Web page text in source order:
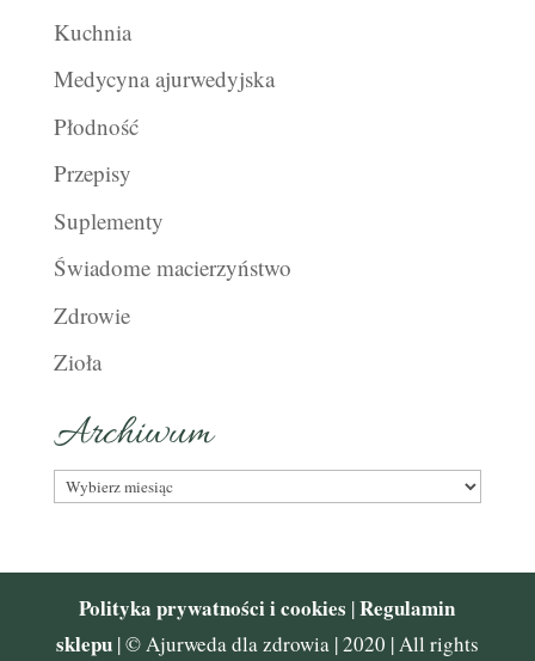
Kuchnia
Medycyna ajurwedyjska
Płodność
Przepisy
Suplementy
Świadome macierzyństwo
Zdrowie
Zioła
Archiwum
Archiwum
Polityka prywatności i cookies |Regulamin
sklepu | © Ajurweda dla zdrowia | 2020 | All rights